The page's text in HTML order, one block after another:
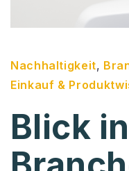
Nachhaltigkeit,
Einkauf &
Blick